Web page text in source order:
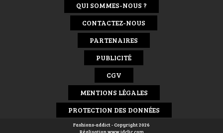
QUI SOMMES-NOUS ?
CONTACTEZ-NOUS
PARTENAIRES
PUBLICITÉ
CGV
MENTIONS LÉGALES
PROTECTION DES DONNÉES
Fashions-addict - Copyright 2026
Réalisation www.idclic.com